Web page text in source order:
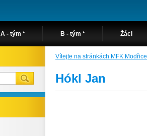
A - tým * B - tým * Žáci
Vítejte na stránkách MFK Modřice
Hókl Jan